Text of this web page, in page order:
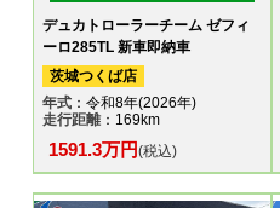
デュカトローラーチーム ゼフィ
ーロ285TL 新車即納車
茨城つくば店
年式 ：令和8年(2026年)
走行距離：169km
1591.3万円(税込)